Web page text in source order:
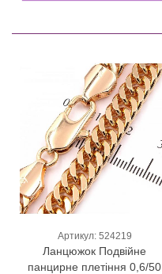
Артикул: 524219
Ланцюжок Подвійне
панцирне плетіння 0,6/50